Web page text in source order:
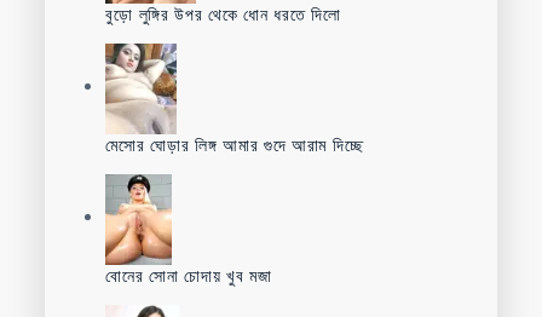
বুড়ো লুঙ্গির উপর থেকে ধোন ধরতে দিলো
মেসোর ঘোড়ার লিঙ্গ আমার গুদে আরাম দিচ্ছে
বোনের সোনা চোদায় খুব মজা